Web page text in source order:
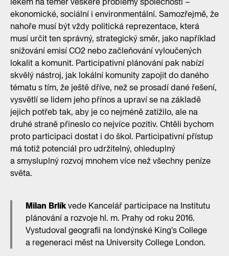
ekonomické, sociální i environmentální. Samozřejmě, že
nahoře musí být vždy politická reprezentace, která
musí určit ten správný, strategický směr, jako například
snižování emisí CO2 nebo začleňování vyloučených
lokalit a komunit. Participativní plánování pak nabízí
skvělý nástroj, jak lokální komunity zapojit do daného
tématu s tím, že ještě dříve, než se prosadí dané řešení,
vysvětlí se lidem jeho přínos a upraví se na základě
jejich potřeb tak, aby je co nejméně zatížilo, ale na
druhé straně přineslo co nejvíce pozitiv. Chtěli bychom
proto participaci dostat i do škol. Participativní přístup
má totiž potenciál pro udržitelný, ohleduplný
a smysluplný rozvoj mnohem více než všechny peníze
světa.
Milan Brlíkvede Kancelář participace na Institutu
plánování a rozvoje hl. m. Prahy od roku 2016.
Vystudoval geografii na londýnské King’s College
a regeneraci měst na University College London.